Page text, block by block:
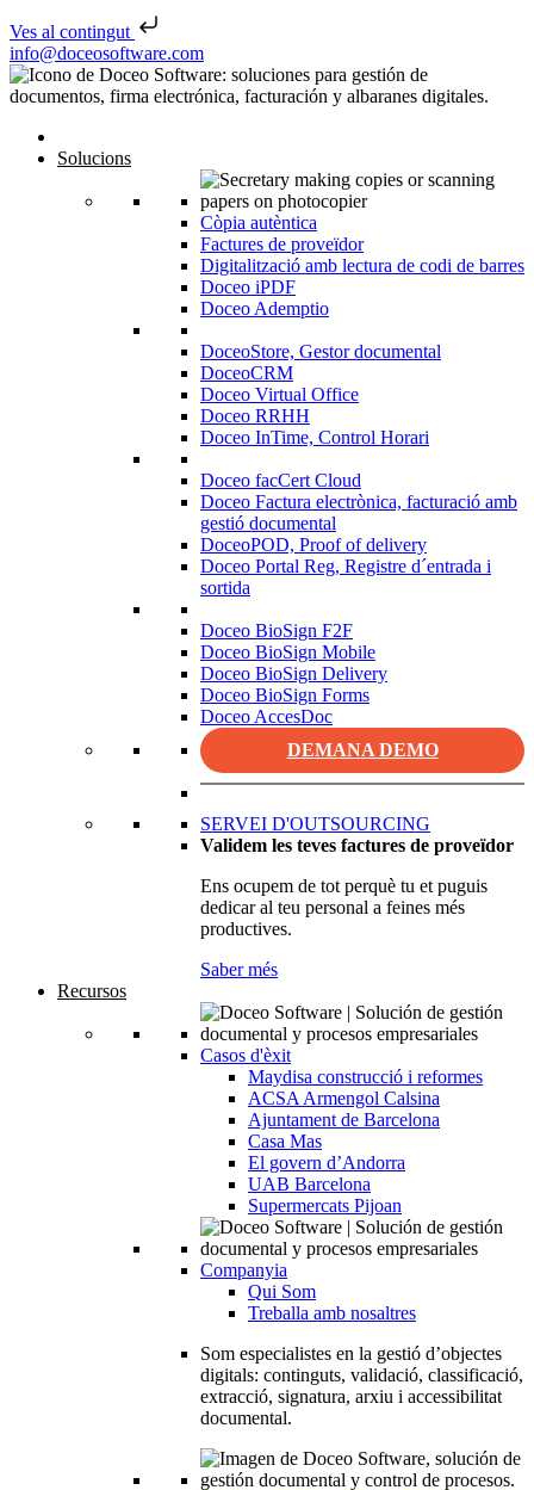
Ves al contingut
Skip to content
info@doceosoftware.com
Solucions
Còpia autèntica
Factures de proveïdor
Digitalització amb lectura de codi de barres
Doceo iPDF
Doceo Ademptio
DoceoStore, Gestor documental
DoceoCRM
Doceo Virtual Office
Doceo RRHH
Doceo InTime, Control Horari
Doceo facCert Cloud
Doceo Factura electrònica, facturació amb
gestió documental
DoceoPOD, Proof of delivery
Doceo Portal Reg, Registre d´entrada i
sortida
Doceo BioSign F2F
Doceo BioSign Mobile
Doceo BioSign Delivery
Doceo BioSign Forms
Doceo AccesDoc
DEMANA DEMO
SERVEI D'OUTSOURCING
Validem les teves factures de proveïdor
Ens ocupem de tot perquè tu et puguis
dedicar al teu personal a feines més
productives.
Saber més
Recursos
Casos d'èxit
Maydisa construcció i reformes
ACSA Armengol Calsina
Ajuntament de Barcelona
Casa Mas
El govern d’Andorra
UAB Barcelona
Supermercats Pijoan
Companyia
Qui Som
Treballa amb nosaltres
Som especialistes en la gestió d’objectes
digitals: continguts, validació, classificació,
extracció, signatura, arxiu i accessibilitat
documental.